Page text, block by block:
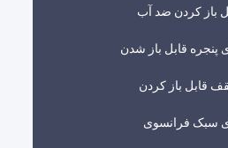
باز کردن ضد آب
پنجره قابل باز شدن
قابل باز کردن
سبک فرانسوی